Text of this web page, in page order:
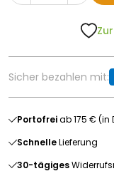
Sicher bezahlen mit:
Portofreiab 175 € (in
SchnelleLieferung
30-tägiges